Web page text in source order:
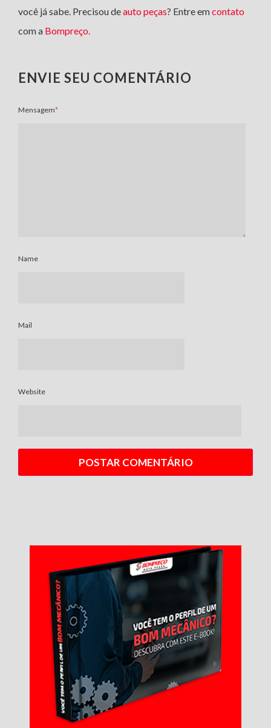
você já sabe. Precisou deauto peças? Entre emcontato
com a Bompreço.
ENVIE SEU COMENTÁRIO
Mensagem*
Name
Mail
Website